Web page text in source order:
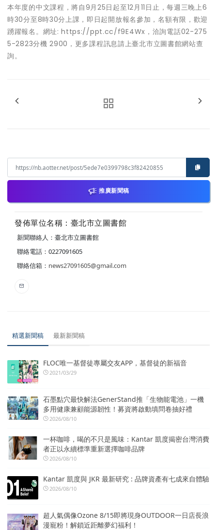
本年度的中文課程，將自9月25日起至12月11日止，每週三晚上6
時30分至8時30分上課，即日起開放報名參加，名額有限，歡迎
踴躍報名。網址: https://ppt.cc/f9E4Wx，洽詢電話02-275
5-2823分機 2900，更多課程訊息請上臺北市立圖書館網站查
詢。
推廣新聞稿
發佈單位名稱：臺北市立圖書館
新聞聯絡人：臺北市立圖書館
聯絡電話：0227091605
聯絡信箱： news27091605@gmail.com
精選新聞稿 最新新聞稿
FLOC唯一基督徒專屬交友APP，基督徒的新福音
2021/03/29
石墨點穴最快解法GenerStand推「生物能電池」一機
多用健康兼顧能源韌性！募資將啟動填問卷抽好禮
2026/08/10
一杯咖啡，喝的不只是風味：Kantar 凱度揭密台灣消費
者正以永續標準重新選擇咖啡品牌
2026/08/10
Kantar 凱度與 JKR 最新研究 : 品牌資產有七成來自體驗
2026/08/10
超人氣偶像Ozone 8/15即將現身OUTDOOR一日店長浪
漫寵粉！解鎖近距離夢幻福利！